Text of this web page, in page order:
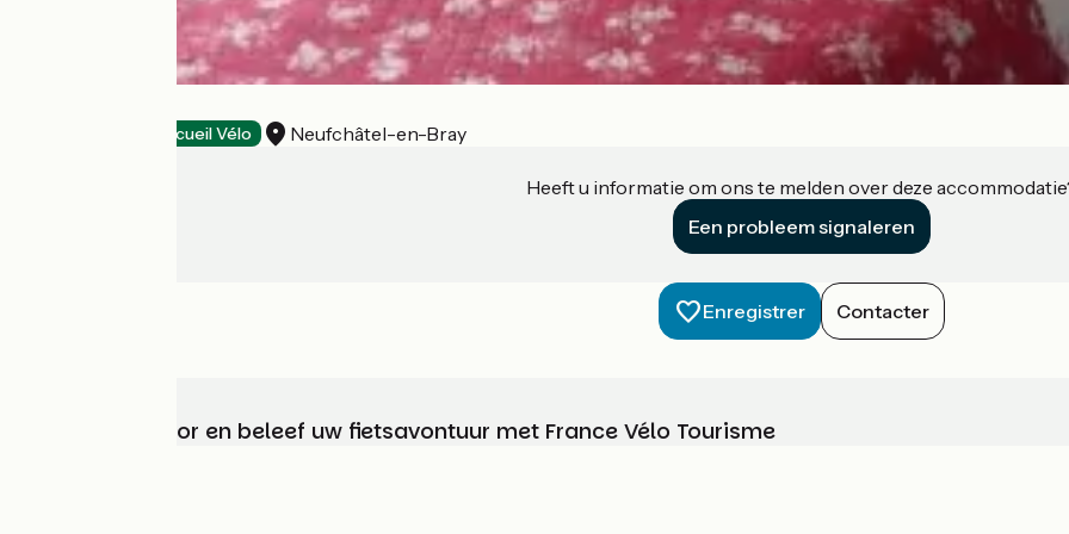
Accueil Vélo Neufchâtel-en-Bray
Heeft u informatie om ons te melden over deze
Een probleem signaleren
Enregistrer Contacter
Kies, bereid voor en beleef uw fietsavontuur met France Vélo Tourisme